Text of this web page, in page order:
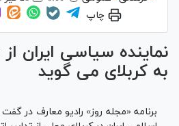
چاپ
نماينده سياسی ايران
به كربلای می گويد
برنامه «مجله روز» رادیو معارف در